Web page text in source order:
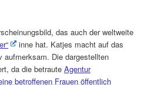
das auch der weltweite
inne hat. Katjes macht auf das
aufmerksam. Die dargestellten
da die betrauteAgentur
betroffenen Frauen öffentlich